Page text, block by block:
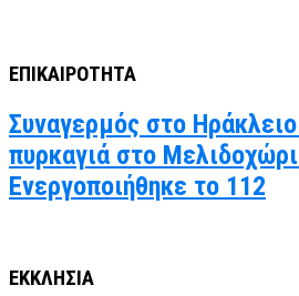
ΕΠΙΚΑΙΡΟΤΗΤΑ
Συναγερμός στο
πυρκαγιά στο
Ενεργοποιήθηκε το 112
ΕΚΚΛΗΣΙΑ